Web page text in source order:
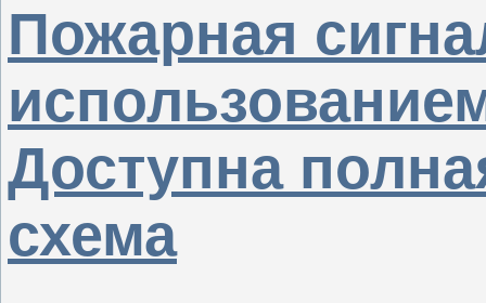
Пожарная
Доступна
схема